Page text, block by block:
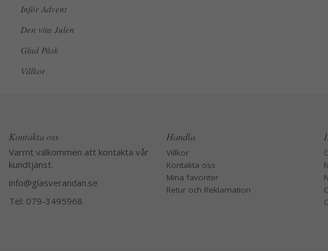
Inför Advent
Den vita Julen
Glad Påsk
Villkor
Kontakta oss
Varmt välkommen att kontakta vår
kundtjänst.
info@glasverandan.se
Tel: 079-3495968
Handla
Villkor
Kontakta oss
Mina favoriter
Retur och Reklamation